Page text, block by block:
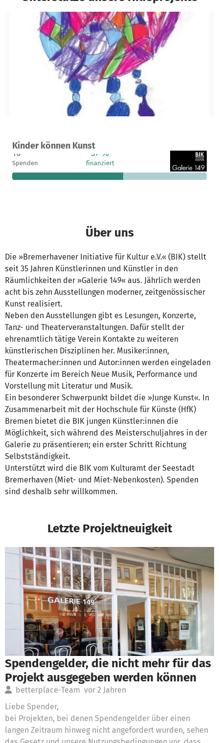
Kinder können Kunst
Ein Projekt in Bremen, Deutschland
10
Spenden
57 %
finanziert
395 €
fehlen noch
Über uns
Die »Bremerhavener Initiative für Kultur e.V.« (BIK) stellt
seit 35 Jahren Künstlerinnen und Künstler in den
Räumlichkeiten der »Galerie 149« aus. Jährlich werden
acht bis zehn Ausstellungen moderner, zeitgenössischer
Kunst realisiert.
Neben den Ausstellungen gibt es Lesungen, Konzerte,
Tanz- und Theaterveranstaltungen. Dafür stellt der
ehrenamtlich tätige Verein Kontakte zu weiteren
künstlerischen Disziplinen her. Musiker:innen,
Theatermacher:innen und Autor:innen werden eingeladen
für Konzerte im Bereich Neue Musik, Performance und
Vorstellung mit Literatur und Musik.
Ein besonderer Schwerpunkt bildet die »Junge Kunst«. In
Zusammenarbeit mit der Hochschule für Künste (HfK)
Bremen bietet die BIK jungen Künstler:innen die
Möglichkeit, sich während des Meisterschuljahres in der
Galerie zu präsentieren; ein erster Schritt Richtung
Selbstständigkeit.
Unterstützt wird die BIK vom Kulturamt der Seestadt
Bremerhaven (Miet- und Miet-Nebenkosten). Spenden
sind deshalb sehr willkommen.
Letzte Projektneuigkeit
Spendengelder, die nicht mehr für das
Projekt ausgegeben werden können
betterplace-Team vor 2 Jahren
Liebe Spender,
bei Projekten, bei denen Spendengelder über einen
langen Zeitraum hinweg nicht angefordert wurden, sehen